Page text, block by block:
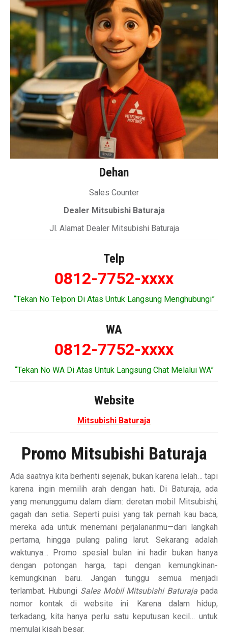
Dehan
Sales Counter
Dealer Mitsubishi Baturaja
Jl. Alamat Dealer Mitsubishi Baturaja
Telp
0812-7752-xxxx
“Tekan No Telpon Di Atas Untuk Langsung Menghubungi”
WA
0812-7752-xxxx
“Tekan No WA Di Atas Untuk Langsung Chat Melalui WA”
Website
Mitsubishi Baturaja
Promo Mitsubishi Baturaja
Ada saatnya kita berhenti sejenak, bukan karena lelah… tapi
karena ingin memilih arah dengan hati. Di Baturaja, ada
yang menunggumu dalam diam: deretan mobil Mitsubishi,
gagah dan setia. Seperti puisi yang tak pernah kau baca,
mereka ada untuk menemani perjalananmu—dari langkah
pertama, hingga pulang paling larut. Sekarang adalah
waktunya… Promo spesial bulan ini hadir bukan hanya
dengan potongan harga, tapi dengan kemungkinan-
kemungkinan baru. Jangan tunggu semua menjadi
terlambat. Hubungi Sales Mobil Mitsubishi Baturaja pada
nomor kontak di website ini. Karena dalam hidup,
terkadang, kita hanya perlu satu keputusan kecil… untuk
memulai kisah besar.